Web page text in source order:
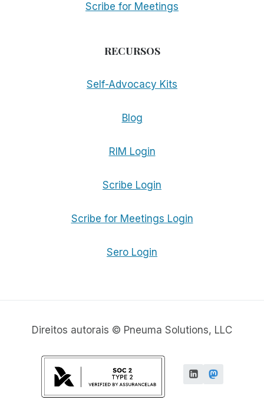
Scribe for Meetings
RECURSOS
Self-Advocacy Kits
Blog
RIM Login
Scribe Login
Scribe for Meetings Login
Sero Login
Direitos autorais © Pneuma Solutions, LLC